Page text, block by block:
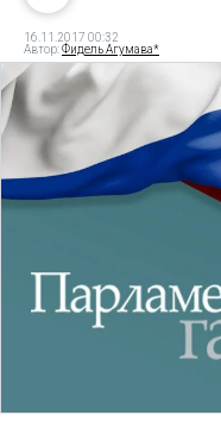
16.11.2017 00:32
Автор:Фидель Агумава*